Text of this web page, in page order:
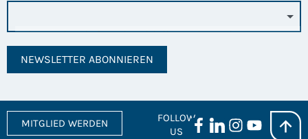
NEWSLETTER ABONNIEREN
MITGLIED WERDEN
FOLLOW
US